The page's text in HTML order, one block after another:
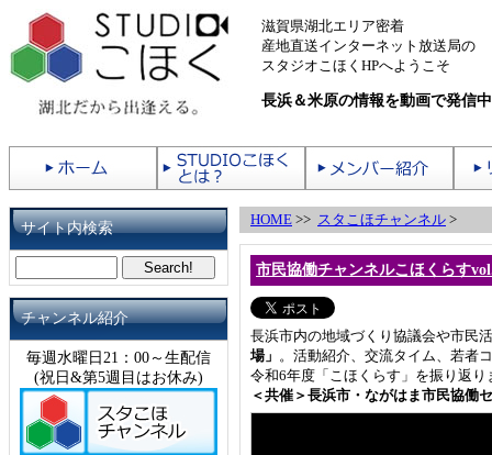
滋賀県湖北エリア密着
産地直送インターネット放送局の
スタジオこほくHPへようこそ
長浜＆米原の情報を動画で発信中
サイト内検索
チャンネル紹介
毎週水曜日21：00～生配信
(祝日&第5週目はお休み)
HOME >> スタこほチャンネル >
市民協働チャンネルこほくらす
長浜市内の地域づくり協議会や市民
場」 。活動紹介、交流タイム、若者
令和6年度「こほくらす」を振り返
＜共催＞長浜市・ながはま市民協働